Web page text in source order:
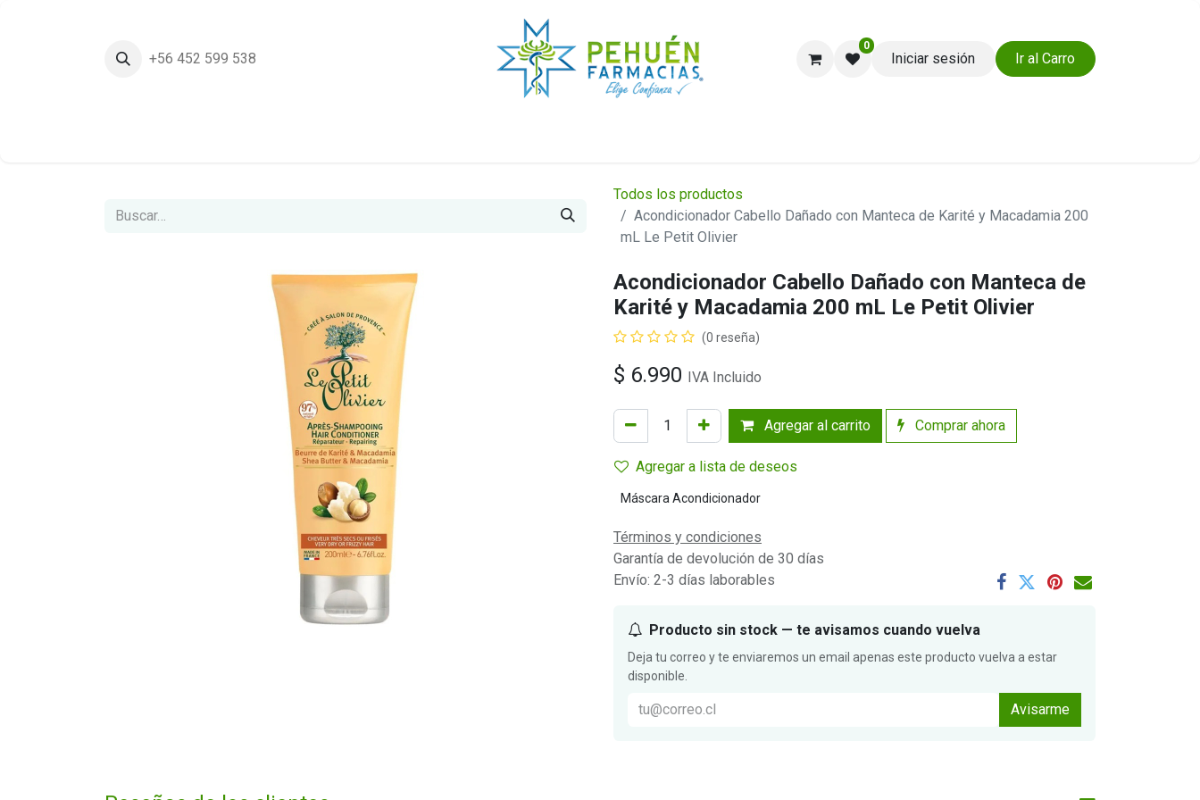
+56 452 599 538
0
Iniciar sesión Ir al Carro
Todos los productos
Acondicionador Cabello Dañado con Manteca de Karité y Macadamia 200
mL Le Petit Olivier
Acondicionador Cabello Dañado con Manteca de
Karité y Macadamia 200 mL Le Petit Olivier
(0 reseña)
$ 6.990 IVA Incluido
Agregar al carrito Comprar ahora
Agregar a lista de deseos
Máscara Acondicionador
Términos y condiciones
Garantía de devolución de 30 días
Envío: 2-3 días laborables
Producto sin stock — te avisamos cuando vuelva
Deja tu correo y te enviaremos un email apenas este producto vuelva a estar
disponible.
Avisarme